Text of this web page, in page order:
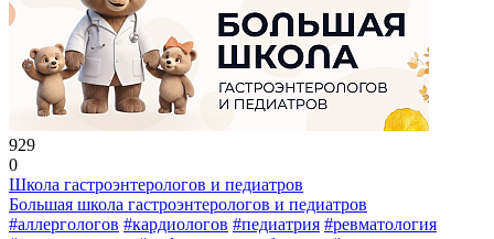
929
0
Школа гастроэнтерологов и педиатров
Большая школа гастроэнтерологов и педиатров
#аллергологов #кардиологов #педиатрия #ревматология